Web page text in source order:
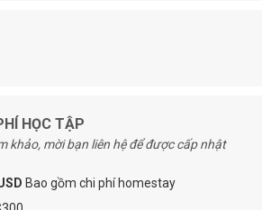
HỌC TẬP
khảo, mời bạn liên hệ để được cấp nhật
Bao gồm chi phí homestay